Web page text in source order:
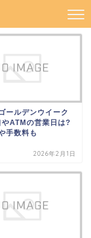
ールデンウイーク
ATMの営業日は?
手数料も
2026年2月1日